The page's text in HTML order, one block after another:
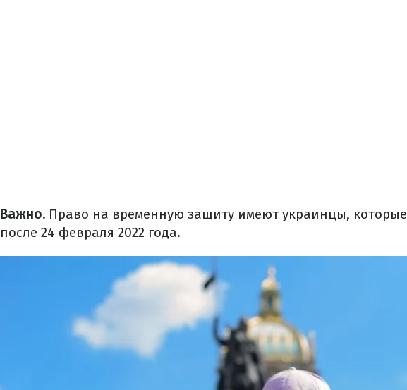
Важно. Право на временную защиту имеют украинцы,
после 24 февраля 2022 года.